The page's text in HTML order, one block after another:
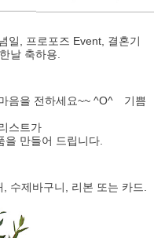
일, 프로포즈 Event, 결혼기
날 축하용.
음을 전하세요~~ ^O^ 기쁨
스트가
만들어 드립니다.
수제바구니, 리본 또는 카드.